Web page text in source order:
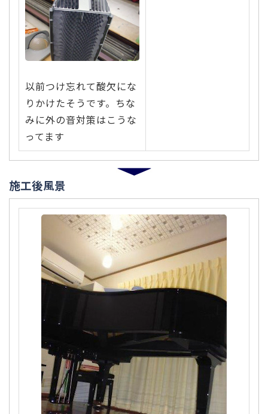
以前つけ忘れて酸欠にな
りかけたそうです。ちな
みに外の音対策はこうな
ってます
施工後風景